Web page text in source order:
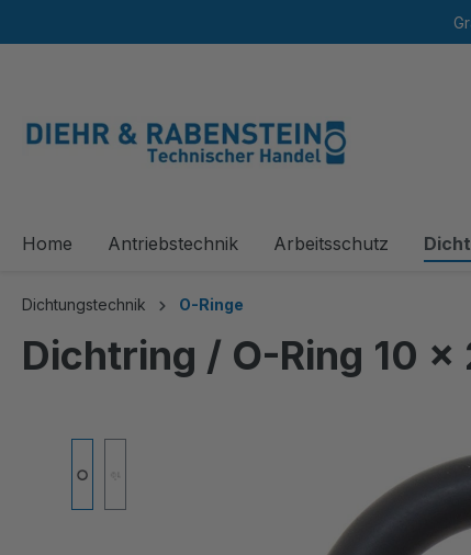
Home Antriebstechnik Arbeitsschutz
Dichtungstechnik O-Ringe
Dichtring / O-Ring 10